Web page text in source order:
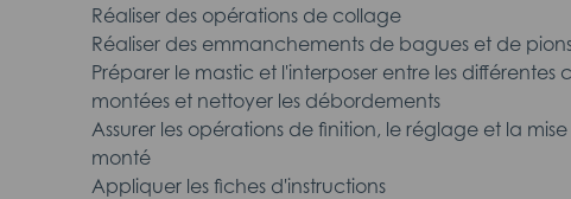
Réaliser des opérations de collage
Réaliser des emmanchements de bagues et de
Préparer le mastic et l'interposer entre les différentes
montées et nettoyer les débordements
Assurer les opérations de finition, le réglage et la
monté
Appliquer les fiches d'instructions